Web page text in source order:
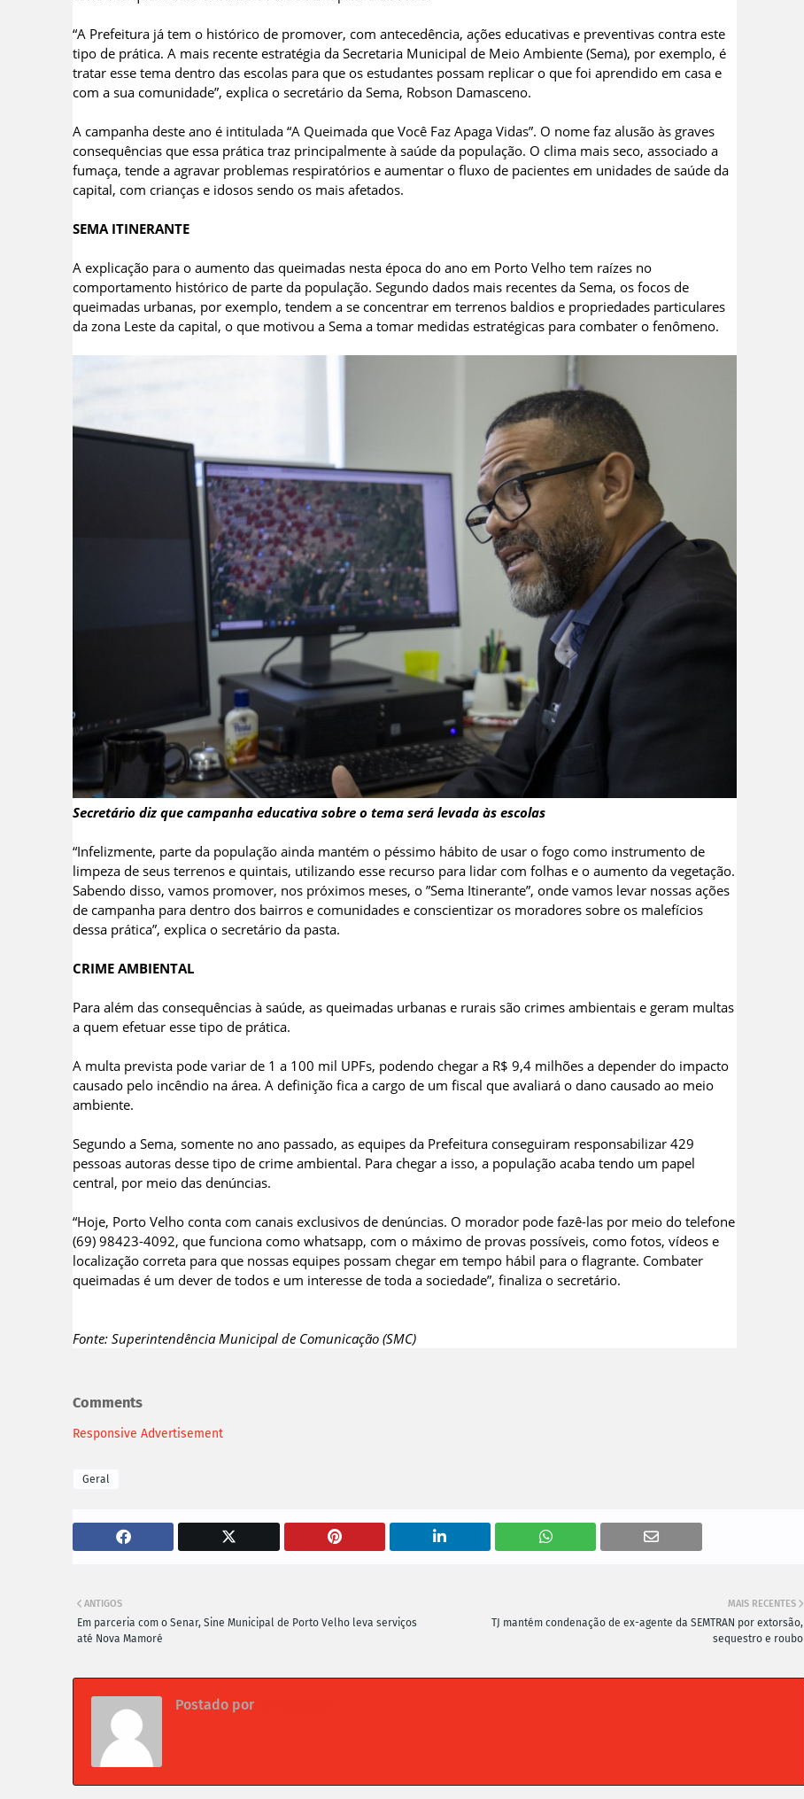
“A Prefeitura já tem o histórico de promover, com antecedência, ações educativas e preventivas contra este
tipo de prática. A mais recente estratégia da Secretaria Municipal de Meio Ambiente (Sema), por exemplo, é
tratar esse tema dentro das escolas para que os estudantes possam replicar o que foi aprendido em casa e
com a sua comunidade”, explica o secretário da Sema, Robson Damasceno.
A campanha deste ano é intitulada “A Queimada que Você Faz Apaga Vidas”. O nome faz alusão às graves
consequências que essa prática traz principalmente à saúde da população. O clima mais seco, associado a
fumaça, tende a agravar problemas respiratórios e aumentar o fluxo de pacientes em unidades de saúde da
capital, com crianças e idosos sendo os mais afetados.
SEMA ITINERANTE
A explicação para o aumento das queimadas nesta época do ano em Porto Velho tem raízes no
comportamento histórico de parte da população. Segundo dados mais recentes da Sema, os focos de
queimadas urbanas, por exemplo, tendem a se concentrar em terrenos baldios e propriedades particulares
da zona Leste da capital, o que motivou a Sema a tomar medidas estratégicas para combater o fenômeno.
Secretário diz que campanha educativa sobre o tema será levada às escolas
“Infelizmente, parte da população ainda mantém o péssimo hábito de usar o fogo como instrumento de
limpeza de seus terrenos e quintais, utilizando esse recurso para lidar com folhas e o aumento da vegetação.
Sabendo disso, vamos promover, nos próximos meses, o ”Sema Itinerante”, onde vamos levar nossas ações
de campanha para dentro dos bairros e comunidades e conscientizar os moradores sobre os malefícios
dessa prática”, explica o secretário da pasta.
CRIME AMBIENTAL
Para além das consequências à saúde, as queimadas urbanas e rurais são crimes ambientais e geram multas
a quem efetuar esse tipo de prática.
A multa prevista pode variar de 1 a 100 mil UPFs, podendo chegar a R$ 9,4 milhões a depender do impacto
causado pelo incêndio na área. A definição fica a cargo de um fiscal que avaliará o dano causado ao meio
ambiente.
Segundo a Sema, somente no ano passado, as equipes da Prefeitura conseguiram responsabilizar 429
pessoas autoras desse tipo de crime ambiental. Para chegar a isso, a população acaba tendo um papel
central, por meio das denúncias.
“Hoje, Porto Velho conta com canais exclusivos de denúncias. O morador pode fazê-las por meio do telefone
(69) 98423-4092, que funciona como whatsapp, com o máximo de provas possíveis, como fotos, vídeos e
localização correta para que nossas equipes possam chegar em tempo hábil para o flagrante. Combater
queimadas é um dever de todos e um interesse de toda a sociedade”, finaliza o secretário.
Fonte: Superintendência Municipal de Comunicação (SMC)
Comments
Responsive Advertisement
Geral
MAIS RECENTES
TJ mantém condenação de ex-agente da SEMTRAN por extorsão,
sequestro e roubo
ANTIGOS
Em parceria com o Senar, Sine Municipal de Porto Velho leva serviços
até Nova Mamoré
Postado por